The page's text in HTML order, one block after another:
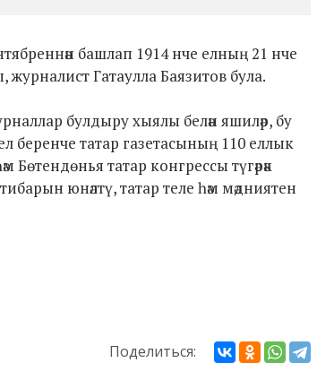
башлап 1914 нче елның 21 нче
журналист Гатаулла Баязитов була.
булдыру хыялы белән яшиләр, бу
беренче татар газетасының 110 еллык
татар конгрессы түгәрәк
юнәлтү, татар теле һәм мәдниятен
Поделиться: